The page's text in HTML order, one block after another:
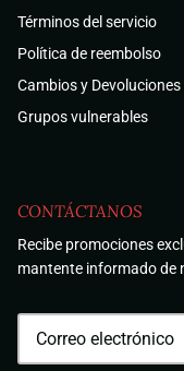
Términos del servicio
Política de reembolso
Cambios y Devoluciones
Grupos vulnerables
CONTÁCTANOS
Recibe promociones
mantente informado de